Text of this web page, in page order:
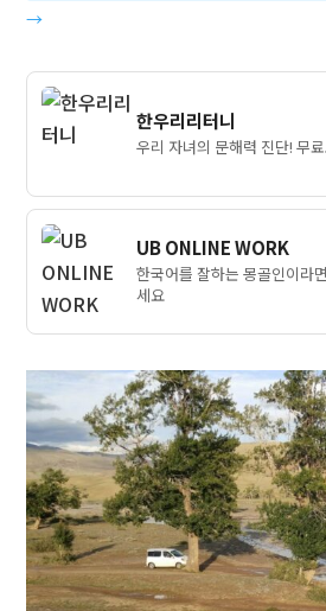
→
한우리리터니
우리 자녀의 문해력 진단! 무
UB ONLINE WORK
한국어를 잘하는 몽골인이라
세요